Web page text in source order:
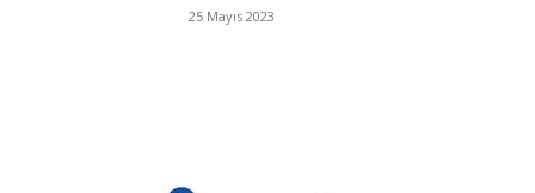
25 Mayıs 2023